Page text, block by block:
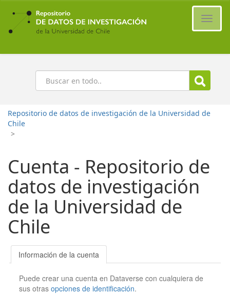
Ir
contenido
principal
Buscar
Repositorio de datos de investigación de la Universidad de
Chile
>
Cuenta - Repositorio de
datos de investigación
de la Universidad de
Chile
Información de la cuenta
Puede crear una cuenta en Dataverse con cualquiera de
sus otrasopciones de identificación.